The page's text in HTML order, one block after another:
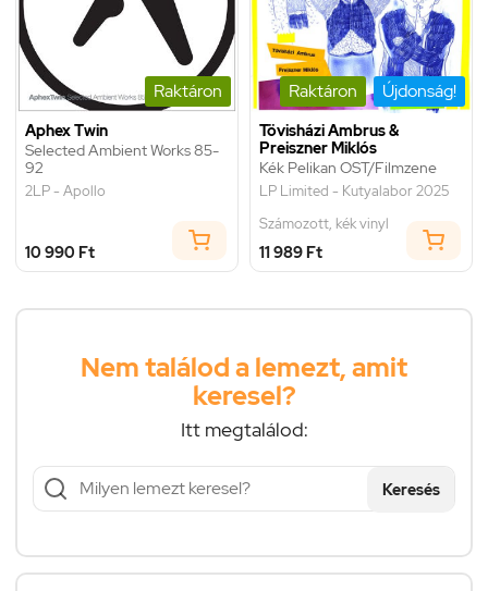
Raktáron
Aphex Twin
Selected Ambient Works 85-
92
2LP - Apollo
10 990 Ft
Raktáron Újdonság!
Tövisházi Ambrus &
Preiszner Miklós
Kék Pelikan OST/Filmzene
LP Limited - Kutyalabor 2025
Számozott, kék vinyl
11 989 Ft
Nem találod a lemezt, amit
keresel?
Itt megtalálod:
Keresés